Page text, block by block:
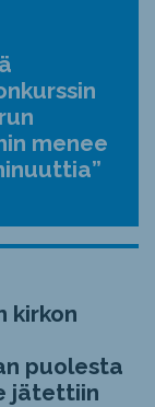
menee
kirkon
puolesta
jätettiin